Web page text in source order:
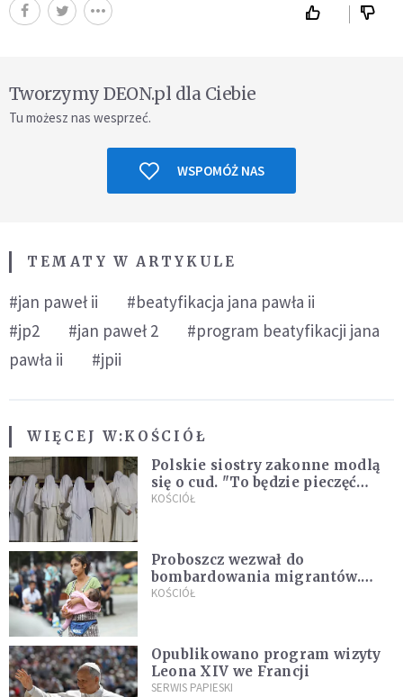
Tworzymy DEON.pl dla Ciebie
Tu możesz nas wesprzeć.
WSPOMÓŻ NAS
TEMATY W ARTYKULE
#jan paweł ii
#beatyfikacja jana pawła ii
#jp2
#jan paweł 2
#program beatyfikacji jana
pawła ii
#jpii
WIĘCEJ W:KOŚCIÓŁ
Polskie siostry zakonne modlą
się o cud. "To będzie pieczęć
Pana Boga dla naszej wiary"
KOŚCIÓŁ
Proboszcz wezwał do
bombardowania migrantów.
"Masowy ogień przeciwko
KOŚCIÓŁ
Opublikowano program wizyty
Leona XIV we Francji
SERWIS PAPIESKI